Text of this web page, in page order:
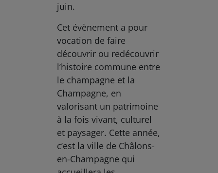
juin.
Cet évènement a pour
vocation de faire
découvrir ou redécouvrir
l’histoire commune entre
le champagne et la
Champagne, en
valorisant un patrimoine
à la fois vivant, culturel
et paysager. Cette année,
c’est la ville de Châlons-
en-Champagne qui